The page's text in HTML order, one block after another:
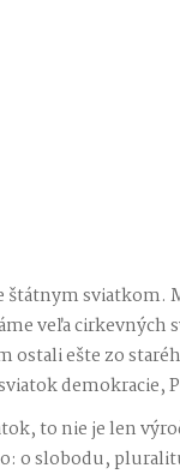
štátnym sviatkom.
veľa cirkevných
ešte zo
demokracie,
to nie je len
o slobodu,